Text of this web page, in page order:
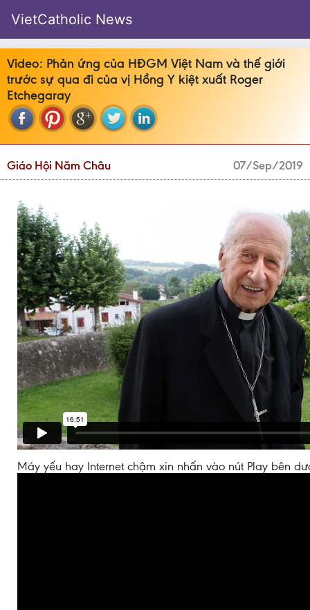
VietCatholic News
Video: Phản ứng của HĐGM Việt Nam và thế giới
trước sự qua đi của vị Hồng Y kiệt xuất Roger
Etchegaray
Giáo Hội Năm Châu 07/Sep/2019
Máy yếu hay Internet chậm xin nhấn vào nút Play bên